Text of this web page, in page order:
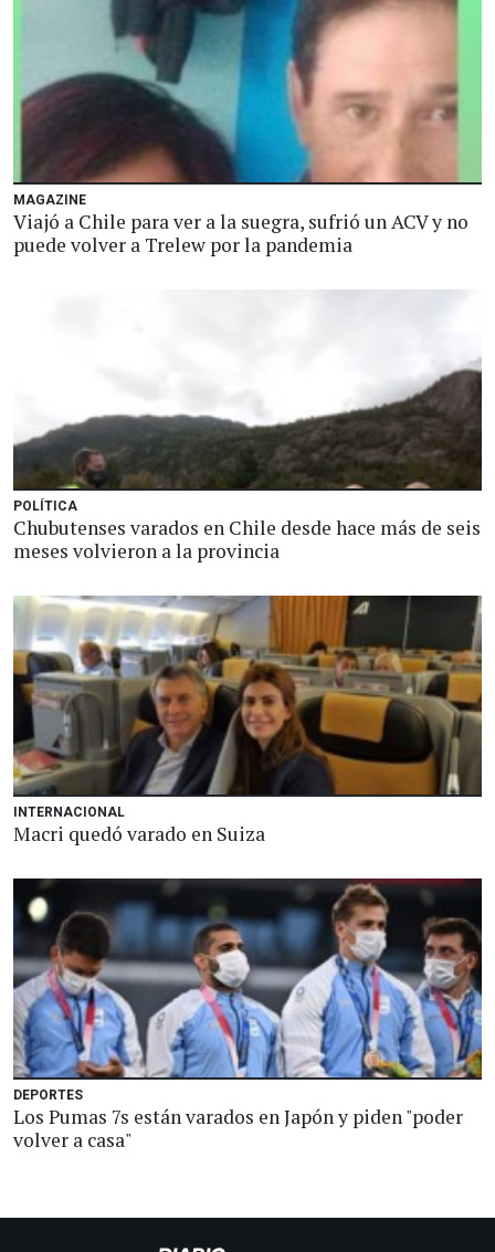
MAGAZINE
Viajó a Chile para ver a la suegra, sufrió un ACV y no
puede volver a Trelew por la pandemia
POLÍTICA
Chubutenses varados en Chile desde hace más de seis
meses volvieron a la provincia
INTERNACIONAL
Macri quedó varado en Suiza
DEPORTES
Los Pumas 7s están varados en Japón y piden "poder
volver a casa"